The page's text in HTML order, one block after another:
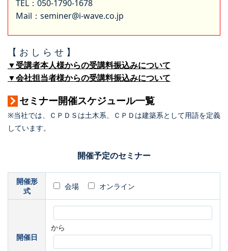
TEL：050-1790-1678
Mail：seminer@i-wave.co.jp
【 お し ら せ 】
▼受講者本人様からの受講料振込みについて
▼会社担当者様からの受講料振込みについて
セミナー開催スケジュール一覧
※当社では、ＣＰＤＳは土木系、ＣＰＤは建築系として用語を定義
しています。
開催予定のセミナー
開催形
式
会場 オンライン
開催日
から